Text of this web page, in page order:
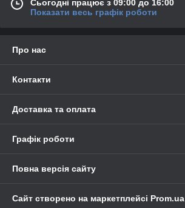
Сьогодні працює з 09:00 до 16:00
Показати весь графік роботи
Про нас
Контакти
Доставка та оплата
Графік роботи
Повна версія сайту
Сайт створено на маркетплейсі Prom.ua